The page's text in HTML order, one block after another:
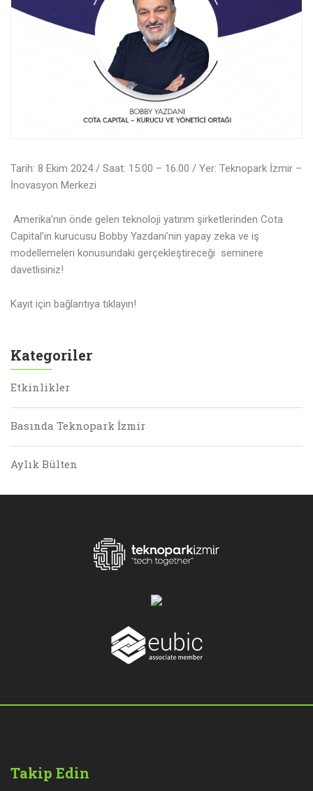
Tarih: 8 Ekim 2024 / Saat: 15.00 – 16.00 / Yer: Teknopark İzmir –
İnovasyon Merkezi
Amerika’nın önde gelen teknoloji yatırım şirketlerinden Cota
Capital’in kurucusu Bobby Yazdani’nin yapay zeka ve iş
modellemeleri konusundaki gerçekleştireceği seminere
davetlisiniz!
Kayıt için bağlantıya tıklayın!
Kategoriler
Etkinlikler
Basında Teknopark İzmir
Aylık Bülten
Takip Edin